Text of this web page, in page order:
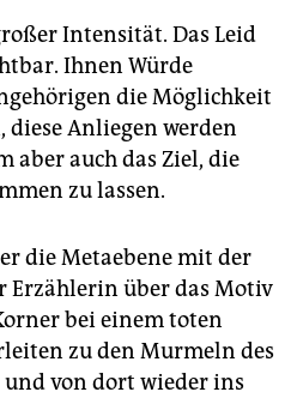
Intensität. Das Leid
Ihnen Würde
die Möglichkeit
Anliegen werden
aber auch das Ziel, die
zu lassen.
die Metaebene mit der
Erzählerin über das Motiv
bei einem toten
zu den Murmeln des
von dort wieder ins